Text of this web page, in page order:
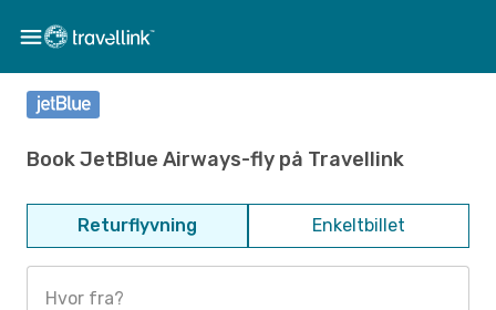
Book JetBlue Airways-fly på Travellink
Returflyvning Enkeltbillet
Hvor fra?